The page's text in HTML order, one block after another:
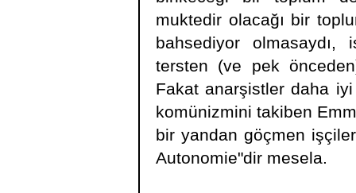
muktedir olacağı bir
bahsediyor olmasaydı,
tersten (ve pek
Fakat anarşistler daha
komünizmini takiben
bir yandan göçmen
Autonomie"dir mesela.